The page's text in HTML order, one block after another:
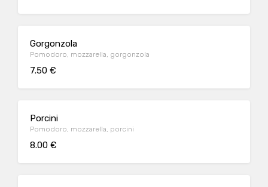
Gorgonzola
Pomodoro, mozzarella, gorgonzola
7.50 €
Porcini
Pomodoro, mozzarella, porcini
8.00 €